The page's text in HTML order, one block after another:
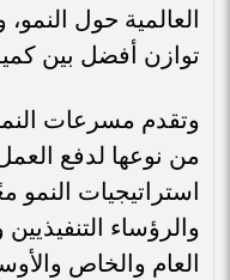
العالمية حول
توازن أفضل بين
وتقدم مسرعات
من نوعها لدفع
استراتيجيات النمو
والرؤساء
العام والخاص